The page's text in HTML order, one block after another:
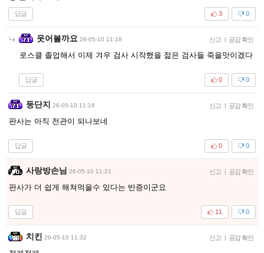
답글 0
3
웃어볼까요 26-05-10 11:18 신고 | 공감 확인
로스클 졸업해서 이제 겨우 검사 시작했을 젊은 검사들 죽을맛이겠다
답글 0
0
둥단지 26-05-10 11:18 신고 | 공감 확인
판사는 아직 전관이 되나보네
답글 0
0
사랑방손님 26-05-10 11:21 신고 | 공감 확인
판사가 더 쉽게 해쳐먹을수 있다는 반증이군요
답글 0
11
치킨 26-05-10 11:32 신고 | 공감 확인